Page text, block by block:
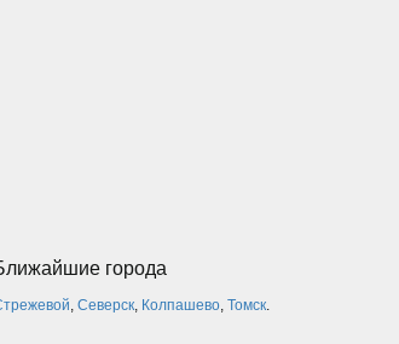
города
, Северск, Колпашево, Томск.